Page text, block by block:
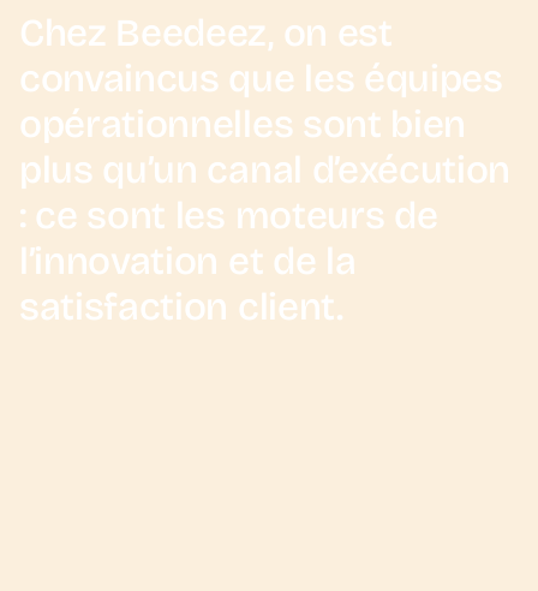
Chez Beedeez, on est
convaincus que les équipes
opérationnelles sont bien
plus qu’un canal d’exécution
: ce sont les moteurs de
l’innovation et de la
satisfaction client.